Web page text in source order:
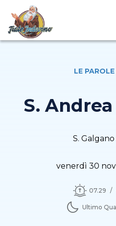
LE
S.
S.
venerdì 30
07.29
Ultimo